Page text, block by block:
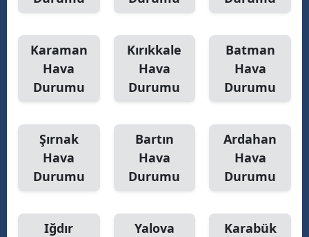
Karaman
Hava
Durumu
Kırıkkale
Hava
Durumu
Batman
Hava
Durumu
Şırnak
Hava
Durumu
Bartın
Hava
Durumu
Ardahan
Hava
Durumu
Iğdır
Yalova
Karabük